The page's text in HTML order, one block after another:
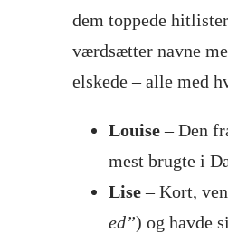
dem toppede
værdsætter navne
elskede – alle med
Louise– Den
mest brugte i
Lise– Kort,
ed”) og havde